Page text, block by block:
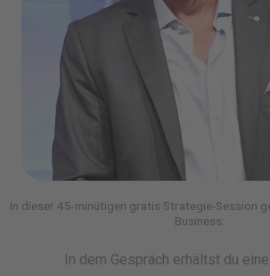
In dieser 45-minütigen gratis Strategie-Session
Business:
In dem Gespräch erhältst du